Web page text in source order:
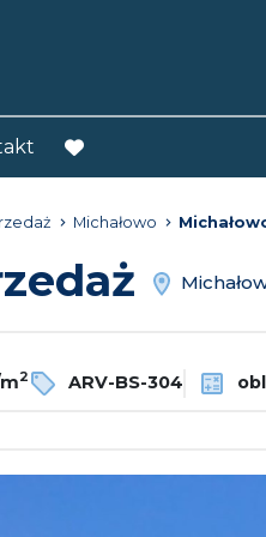
favorite
Michałowo
2 ARV-BS-304